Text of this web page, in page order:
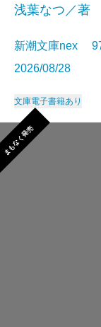
浅葉なつ／著
新潮文庫nex
2026/08/28
文庫電子書籍あり
まもなく発売